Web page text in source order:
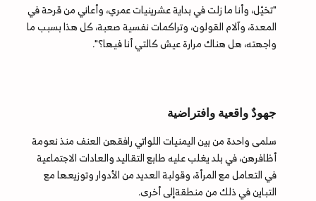
"تخيّل، وأنا ما زلت في بداية عشرينيات عمري، وأعاني من قرحة في
المعدة، وآلام القولون، وتراكمات نفسية صعبة، كل هذا بسبب ما
واجهته، هل هناك مرارة عيش كالتي أنا فيها؟".
جهودٌ واقعية وافتراضية
سلمى واحدة من بين اليمنيات اللواتي رافقهن العنف منذ نعومة
أظافرهن، في بلد يغلب عليه طابع التقاليد والعادات الاجتماعية
في التعامل مع المرأة، وقولبة العديد من الأدوار وتوزيعها مع
التباين في ذلك من منطقةإلى أخرى.